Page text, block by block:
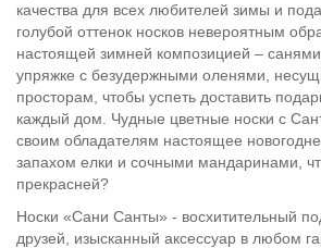
качества для всех любителей зимы и
голубой оттенок носков невероятным
настоящей зимней композицией –
упряжке с безудержными оленями,
просторам, чтобы успеть доставить
каждый дом. Чудные цветные носки с
своим обладателям настоящее
запахом елки и сочными мандаринами,
прекрасней?
Носки «Сани Санты» - восхитительный
друзей, изысканный аксессуар в любом